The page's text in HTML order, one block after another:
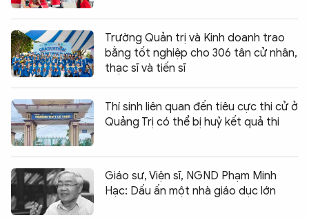
Trường Quản trị và Kinh doanh trao
bằng tốt nghiệp cho 306 tân cử nhân,
thạc sĩ và tiến sĩ
Thí sinh liên quan đến tiêu cực thi cử ở
Quảng Trị có thể bị huỷ kết quả thi
Giáo sư, Viện sĩ, NGND Phạm Minh
Hạc: Dấu ấn một nhà giáo dục lớn